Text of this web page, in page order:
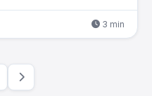
3 min